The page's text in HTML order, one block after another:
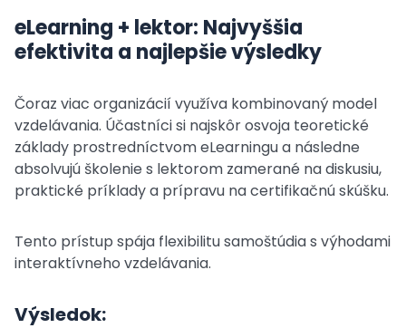
eLearning + lektor: Najvyššia
efektivita a najlepšie výsledky
Čoraz viac organizácií využíva kombinovaný model
vzdelávania. Účastníci si najskôr osvoja teoretické
základy prostredníctvom eLearningu a následne
absolvujú školenie s lektorom zamerané na diskusiu,
praktické príklady a prípravu na certifikačnú skúšku.
Tento prístup spája flexibilitu samoštúdia s výhodami
interaktívneho vzdelávania.
Výsledok: